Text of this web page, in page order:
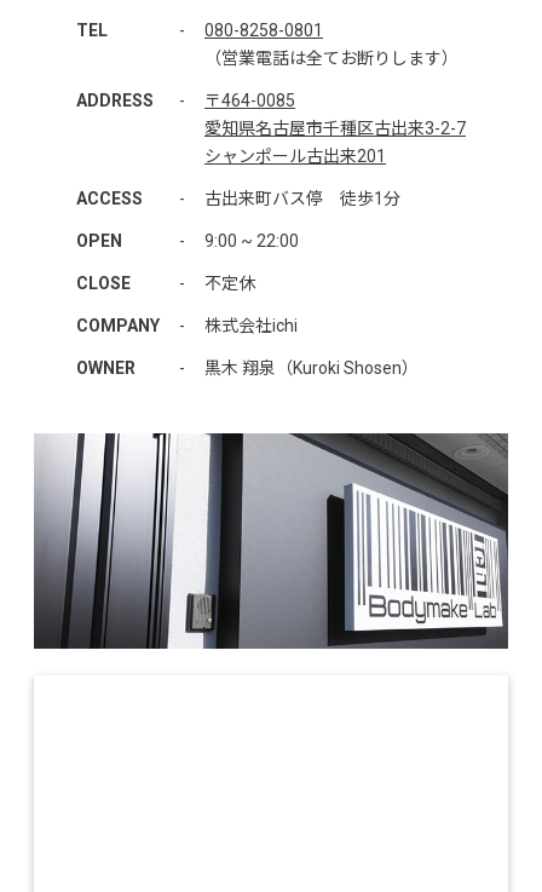
TEL -
080-8258-0801
（営業電話は全てお断りします）
ADDRESS -
〒464-0085
愛知県名古屋市千種区古出来3-2-7
シャンポール古出来201
ACCESS - 古出来町バス停 徒歩1分
OPEN - 9:00 ~ 22:00
CLOSE - 不定休
COMPANY - 株式会社ichi
OWNER - 黒木 翔泉（Kuroki Shosen）